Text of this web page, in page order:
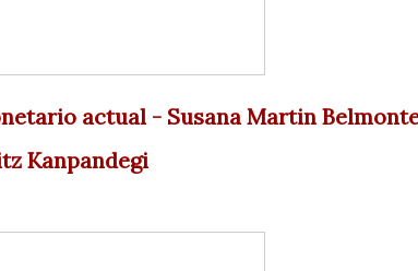
actual - Susana Martin
Kanpandegi